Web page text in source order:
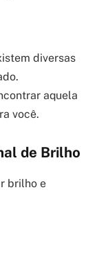
diversas
aquela
você.
de Brilho
brilho e